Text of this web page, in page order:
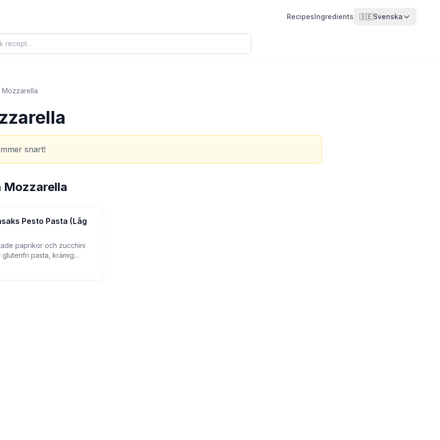
RecipesIngredients 🇸🇪Svenska
Mozzarella
snart!
Mozzarella
Pesto Pasta (Låg
paprikor och zucchini
pasta, krämig
hemgjord basilika-